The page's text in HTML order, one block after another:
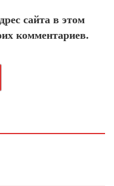
сайта в этом
комментариев.